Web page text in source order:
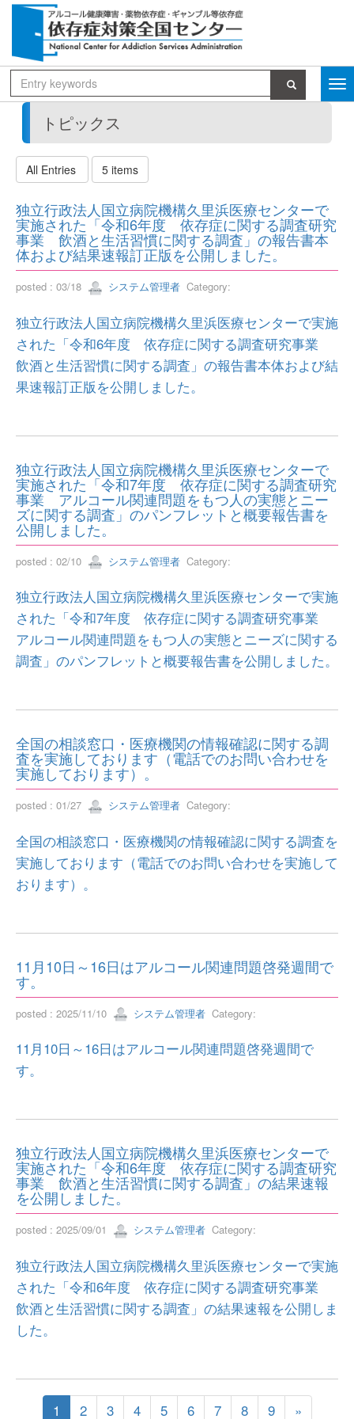
トピックス
All Entries 5 items
独立行政法人国立病院機構久里浜医療センターで
実施された「令和6年度 依存症に関する調査研究
事業 飲酒と生活習慣に関する調査」の報告書本
体および結果速報訂正版を公開しました。
posted : 03/18 システム管理者 Category:
独立行政法人国立病院機構久里浜医療センターで実施
された「令和6年度 依存症に関する調査研究事業
飲酒と生活習慣に関する調査」の報告書本体および結
果速報訂正版を公開しました。
独立行政法人国立病院機構久里浜医療センターで
実施された「令和7年度 依存症に関する調査研究
事業 アルコール関連問題をもつ人の実態とニー
ズに関する調査」のパンフレットと概要報告書を
公開しました。
posted : 02/10 システム管理者 Category:
独立行政法人国立病院機構久里浜医療センターで実施
された「令和7年度 依存症に関する調査研究事業
アルコール関連問題をもつ人の実態とニーズに関する
調査」のパンフレットと概要報告書を公開しました。
全国の相談窓口・医療機関の情報確認に関する調
査を実施しております（電話でのお問い合わせを
実施しております）。
posted : 01/27 システム管理者 Category:
全国の相談窓口・医療機関の情報確認に関する調査を
実施しております（電話でのお問い合わせを実施して
おります）。
11月10日～16日はアルコール関連問題啓発週間で
す。
posted : 2025/11/10 システム管理者 Category:
11月10日～16日はアルコール関連問題啓発週間で
す。
独立行政法人国立病院機構久里浜医療センターで
実施された「令和6年度 依存症に関する調査研究
事業 飲酒と生活習慣に関する調査」の結果速報
を公開しました。
posted : 2025/09/01 システム管理者 Category:
独立行政法人国立病院機構久里浜医療センターで実施
された「令和6年度 依存症に関する調査研究事業
飲酒と生活習慣に関する調査」の結果速報を公開しま
した。
1 2 3 4 5 6 7 8 9 »